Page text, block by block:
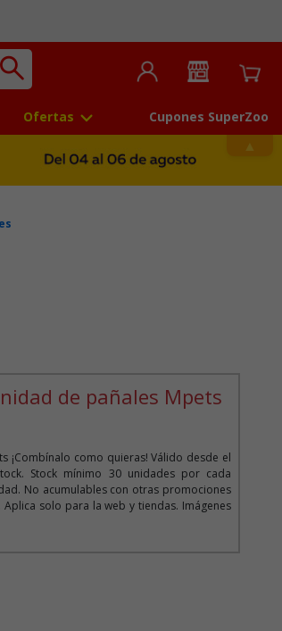
Ofertas Cupones SuperZoo
de pañales Mpets
¡Combínalo como quieras! Válido desde el
Stock mínimo 30 unidades por cada
No acumulables con otras promociones
solo para la web y tiendas. Imágenes